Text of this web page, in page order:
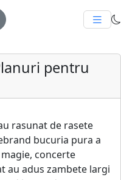
pentru
rasunat de rasete
bucuria pura a
concerte
au adus zambete largi